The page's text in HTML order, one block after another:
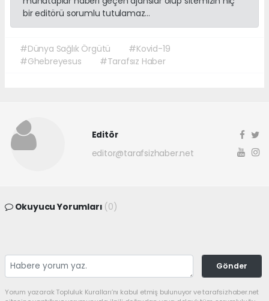
bir editörü sorumlu tutulamaz...
#Dünya Sağlık Örgütü
#Kovid-19
#Ghebreyesus
#Tarafsız Haber
Editör
editor@tarafsizhaber.net
Okuyucu Yorumları (0)
Gönder
Yorum yazarak Topluluk Kuralları’nı kabul etmiş bulunuyor ve tarafsizhaber.net